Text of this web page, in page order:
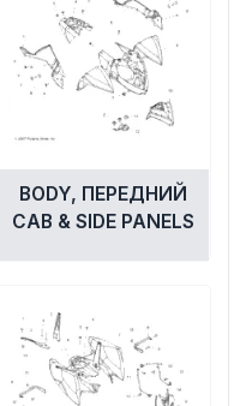
BODY, ПЕРЕДНИЙ
CAB & SIDE PANELS